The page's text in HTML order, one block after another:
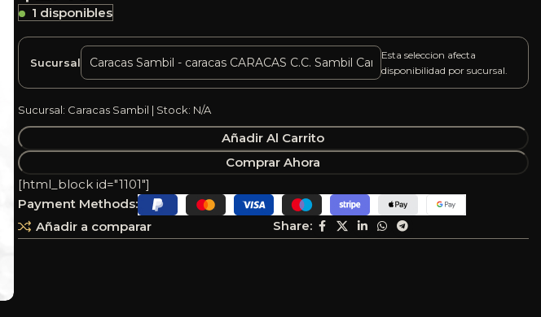
1 disponibles
Sucursal
Esta seleccion afecta
disponibilidad por sucursal.
Sucursal: Caracas Sambil | Stock: N/A
Añadir Al Carrito
Comprar Ahora
Añadir a comparar Share:
[html_block id="1101"]
Payment Methods: